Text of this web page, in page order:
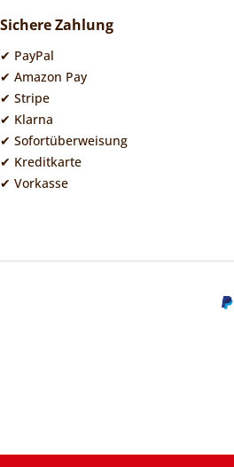
Sichere Zahlung
✔ PayPal
✔ Amazon Pay
✔ Stripe
✔ Klarna
✔ Sofortüberweisung
✔ Kreditkarte
✔ Vorkasse